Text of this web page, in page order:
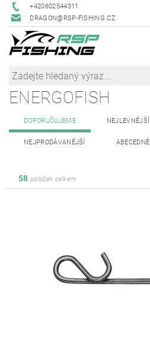
+420602544311
DRAGON@RSP-FISHING.CZ
ENERGOFISH
DOPORUČUJEME NEJLEVNĚJŠÍ
NEJPRODÁVANĚJŠÍ ABECEDNĚ
58 položek celkem